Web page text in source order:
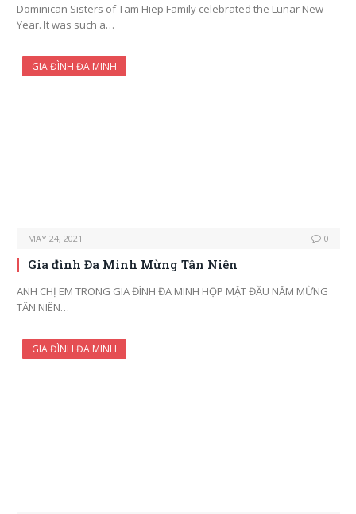
Dominican Sisters of Tam Hiep Family celebrated the Lunar New
Year. It was such a…
GIA ĐÌNH ĐA MINH
MAY 24, 2021 0
Gia đình Đa Minh Mừng Tân Niên
ANH CHỊ EM TRONG GIA ĐÌNH ĐA MINH HỌP MẶT ĐẦU NĂM MỪNG
TÂN NIÊN…
GIA ĐÌNH ĐA MINH